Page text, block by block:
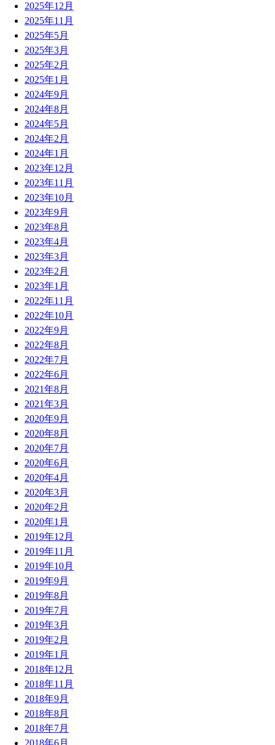
2025年12月
2025年11月
2025年5月
2025年3月
2025年2月
2025年1月
2024年9月
2024年8月
2024年5月
2024年2月
2024年1月
2023年12月
2023年11月
2023年10月
2023年9月
2023年8月
2023年4月
2023年3月
2023年2月
2023年1月
2022年11月
2022年10月
2022年9月
2022年8月
2022年7月
2022年6月
2021年8月
2021年3月
2020年9月
2020年8月
2020年7月
2020年6月
2020年4月
2020年3月
2020年2月
2020年1月
2019年12月
2019年11月
2019年10月
2019年9月
2019年8月
2019年7月
2019年3月
2019年2月
2019年1月
2018年12月
2018年11月
2018年9月
2018年8月
2018年7月